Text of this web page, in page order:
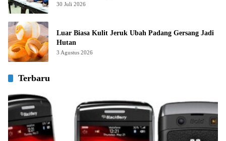
30 Juli 2026
Luar Biasa Kulit Jeruk Ubah Padang Gersang Jadi
Hutan
3 Agustus 2026
Terbaru